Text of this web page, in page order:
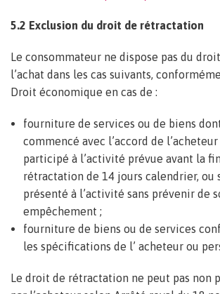
5.2 Exclusion du droit de rétractation
Le consommateur ne dispose pas du
l’achat dans les cas suivants,
Droit économique en cas de :
fourniture de services ou de biens
commencé avec l’accord de
participé à l’activité prévue avant la
rétractation de 14 jours calendrier, ou
présenté à l’activité sans prévenir de
empêchement ;
fourniture de biens ou de services
les spécifications de l’ acheteur ou
Le droit de rétractation ne peut pas non